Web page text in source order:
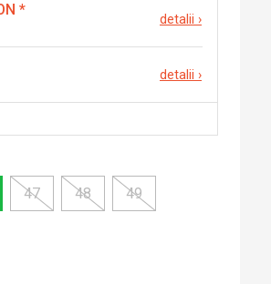
*
detalii ›
detalii ›
47 48 49